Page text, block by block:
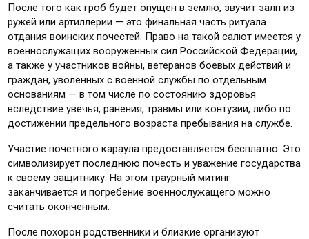
После того как гроб будет опущен в землю, звучит залп из
ружей или артиллерии — это финальная часть ритуала
отдания воинских почестей. Право на такой салют имеется у
военнослужащих вооруженных сил Российской Федерации,
а также у участников войны, ветеранов боевых действий и
граждан, уволенных с военной службы по отдельным
основаниям — в том числе по состоянию здоровья
вследствие увечья, ранения, травмы или контузии, либо по
достижении предельного возраста пребывания на службе.
Участие почетного караула предоставляется бесплатно. Это
символизирует последнюю почесть и уважение государства
к своему защитнику. На этом траурный митинг
заканчивается и погребение военнослужащего можно
считать оконченным.
После похорон родственники и близкие организуют